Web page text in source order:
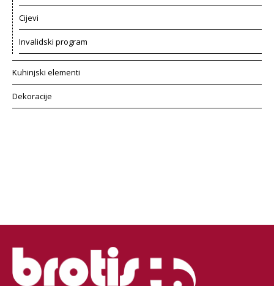
Cijevi
Invalidski program
Kuhinjski elementi
Dekoracije